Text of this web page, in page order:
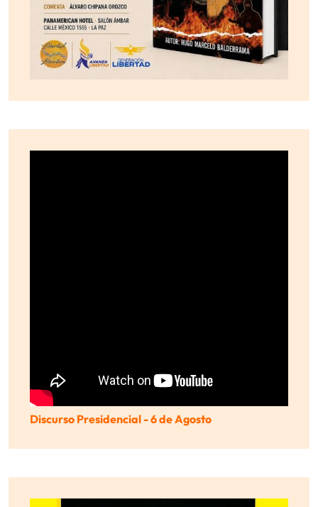
Discurso Presidencial - 6 de Agosto